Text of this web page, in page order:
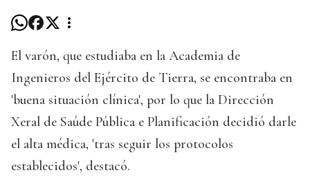
El varón, que estudiaba en la Academia de
Ingenieros del Ejército de Tierra, se encontraba en
'buena situación clínica', por lo que la Dirección
Xeral de Saúde Pública e Planificación decidió darle
el alta médica, 'tras seguir los protocolos
establecidos', destacó.